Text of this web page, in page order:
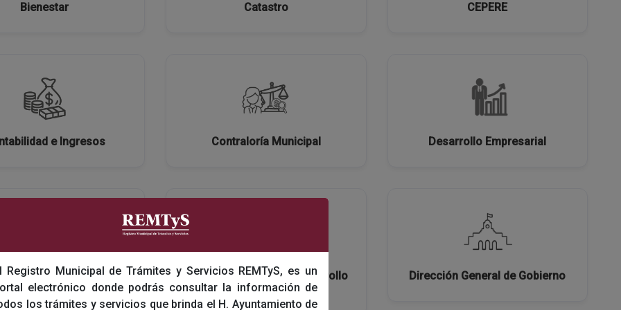
Registro Municipal de Trámites y Servicios REMTyS, es un
electrónico donde podrás consultar la información de
los trámites y servicios que brinda el H. Ayuntamiento de
Bienestar Catastro CEPERE
e Ingresos Contraloría Municipal Desarrollo Empresarial
General de Bienestar y
Salud
Direccion General de Desarrollo
Sostenible
Dirección General de Gobierno